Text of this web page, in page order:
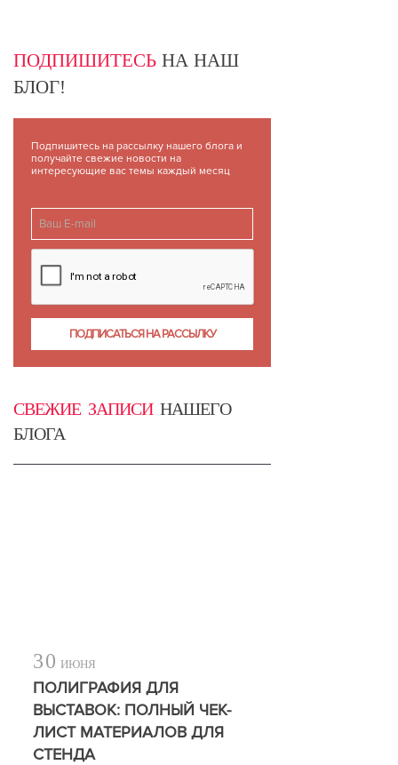
ПОДПИШИТЕСЬ НА НАШ
БЛОГ!
Подпишитесь на рассылку нашего блога и
получайте свежие новости на
интересующие вас темы каждый месяц
СВЕЖИЕ ЗАПИСИНАШЕГО
БЛОГА
30 ИЮНЯ
ПОЛИГРАФИЯ ДЛЯ
ВЫСТАВОК: ПОЛНЫЙ ЧЕК-
ЛИСТ МАТЕРИАЛОВ ДЛЯ
СТЕНДА